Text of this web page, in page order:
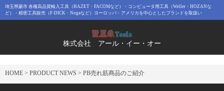
埼玉県蕨市 各種高品質輸入工具（HAZET・FACOMなど）・コンピュータ用工具（Weller・HOZANな
ど）・精密工具販売（F-DICK・Nogaなど）ヨーロッパ・アメリカを中心としたブランドを取扱い
株式会社 アール・イー・オー
HOME > PRODUCT NEWS > PB売れ筋商品のご紹介